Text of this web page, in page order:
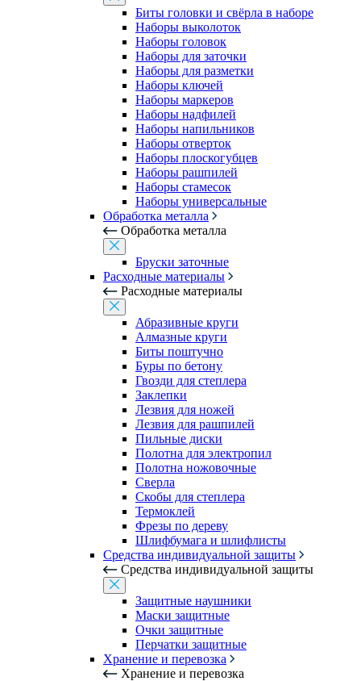
Биты головки и свёрла в наборе
Наборы выколоток
Наборы головок
Наборы для заточки
Наборы для разметки
Наборы ключей
Наборы маркеров
Наборы надфилей
Наборы напильников
Наборы отверток
Наборы плоскогубцев
Наборы рашпилей
Наборы стамесок
Наборы универсальные
Обработка металла
Обработка металла
Бруски заточные
Расходные материалы
Расходные материалы
Абразивные круги
Алмазные круги
Биты поштучно
Буры по бетону
Гвозди для степлера
Заклепки
Лезвия для ножей
Лезвия для рашпилей
Пильные диски
Полотна для электропил
Полотна ножовочные
Сверла
Скобы для степлера
Термоклей
Фрезы по дереву
Шлифбумага и шлифлисты
Средства индивидуальной защиты
Средства индивидуальной защиты
Защитные наушники
Маски защитные
Очки защитные
Перчатки защитные
Хранение и перевозка
Хранение и перевозка